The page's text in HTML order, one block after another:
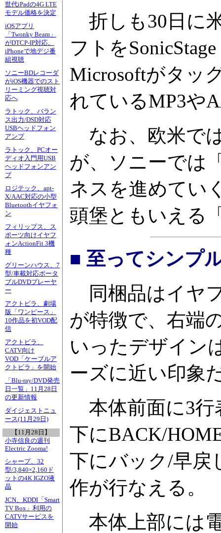
世代iPadの4G LTE
モデル価格を決定
iOSアプリ
「Twonky Beam」
がDTCP-IP対応。
iPhoneで地デジ番
組視聴
ソニーBDレコーダ
がiOS機器でのスト
リーミング視聴対
応へ
ラトック、バラン
ス出力/DSD対応
USBヘッドフォン
アンプ
ラトック、PCオー
ディオ入門用USB
ヘッドフォンアン
プ
ロジテック、apt-
X/AAC対応の小型
Bluetoothイヤフォ
ン
フィリップス、ス
ポーツ向けイヤフ
ォンActionFit 3機
種
グリーンハウス、7
型/車載対応ポータ
ブルDVDプレーヤ
ー
アクトビラ、劇場
版「ワンピース」
10作品を初VOD配
信
アクトビラ、
CATV向け
VOD「ケーブルア
クトビラ」を開始
「Blu-ray/DVD発売
日一覧」11月28日
の更新情報
ダイジェストニュ
ース(11月29日)
【11月28日】
小寺信良の週刊
Electric Zooma!
シャープ、32
型/3,840×2,160ド
ットの4K IGZO液
晶
JCN、KDDI「Smart
TV Box」利用の
CATVサービスを
開始
折しも30日に
フトを
Microsoftがタッ
れているMP3や
なお、欧米で
が、ソニーでは
ネスを進めてい
頭堡ともいえる
■ 至ってシンプ
同梱品はイヤ
が特徴で、右端
いったデザイン
ーズに近い印象
本体前面に3行
下にBACK/
下にバック/早戻
作が行なえる。
本体上部には